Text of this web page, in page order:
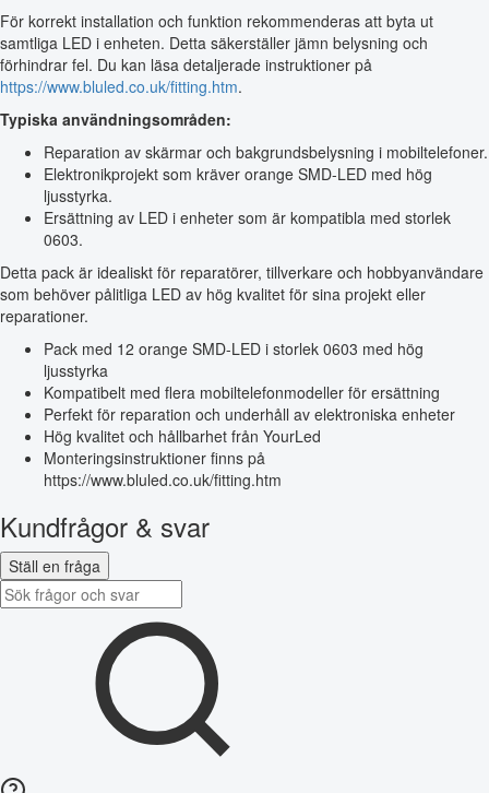
För korrekt installation och funktion rekommenderas att byta ut
samtliga LED i enheten. Detta säkerställer jämn belysning och
förhindrar fel. Du kan läsa detaljerade instruktioner på
https://www.bluled.co.uk/fitting.htm.
Typiska användningsområden:
Reparation av skärmar och bakgrundsbelysning i mobiltelefoner.
Elektronikprojekt som kräver orange SMD-LED med hög
ljusstyrka.
Ersättning av LED i enheter som är kompatibla med storlek
0603.
Detta pack är idealiskt för reparatörer, tillverkare och hobbyanvändare
som behöver pålitliga LED av hög kvalitet för sina projekt eller
reparationer.
Pack med 12 orange SMD-LED i storlek 0603 med hög
ljusstyrka
Kompatibelt med flera mobiltelefonmodeller för ersättning
Perfekt för reparation och underhåll av elektroniska enheter
Hög kvalitet och hållbarhet från YourLed
Monteringsinstruktioner finns på
https://www.bluled.co.uk/fitting.htm
Kundfrågor & svar
Ställ en fråga